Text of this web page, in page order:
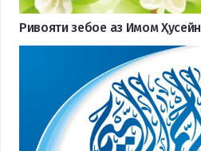
Ривояти зебое аз Имом Ҳусейн